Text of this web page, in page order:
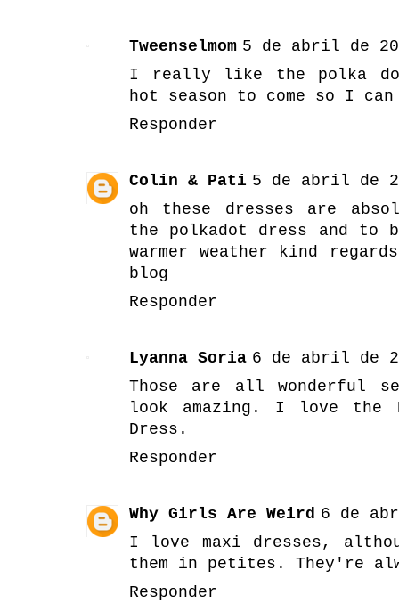
Tweenselmom 5 de abril de
I really like the polka
hot season to come so I
Responder
Colin & Pati 5 de abril de
oh these dresses are
the polkadot dress and to
warmer weather kind
blog
Responder
Lyanna Soria 6 de abril de
Those are all wonderful
look amazing. I love the
Dress.
Responder
Why Girls Are Weird 6 de
I love maxi dresses,
them in petites. They're
Responder